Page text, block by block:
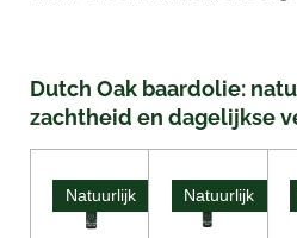
Dutch Oak baardolie:
zachtheid en dagelijkse
Natuurlijk Natuurlijk